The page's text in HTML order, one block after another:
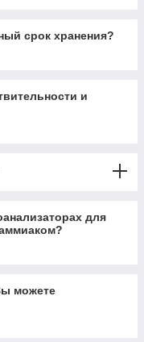
срок хранения?
и
для
можете